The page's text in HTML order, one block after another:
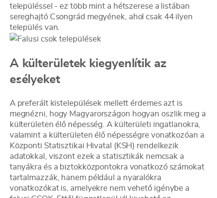
településsel - ez több mint a hétszerese a listában
sereghajtó Csongrád megyének, ahol csak 44 ilyen
település van.
A külterületek kiegyenlítik az
esélyeket
A preferált kistelepülések mellett érdemes azt is
megnézni, hogy Magyarországon hogyan oszlik meg a
külterületen élő népesség. A külterületi ingatlanokra,
valamint a külterületen élő népességre vonatkozóan a
Központi Statisztikai Hivatal (KSH) rendelkezik
adatokkal, viszont ezek a statisztikák nemcsak a
tanyákra és a biztokközpontokra vonatkozó számokat
tartalmazzák, hanem például a nyaralókra
vonatkozókat is, amelyekre nem vehető igénybe a